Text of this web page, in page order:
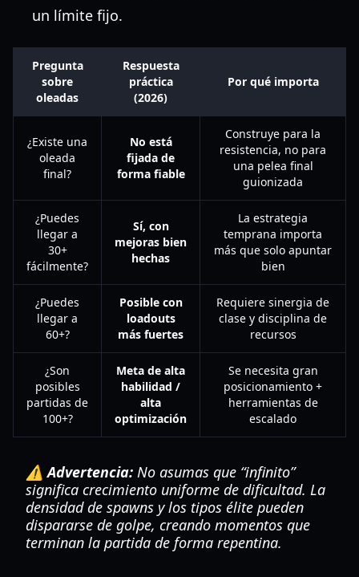
un límite fijo.
Pregunta
sobre
oleadas
Respuesta
práctica
(2026)
Por qué importa
¿Existe una
oleada
final?
No está
fijada de
forma fiable
Construye para la
resistencia, no para
una pelea final
guionizada
¿Puedes
llegar a
30+
fácilmente?
Sí, con
mejoras bien
hechas
La estrategia
temprana importa
más que solo apuntar
bien
¿Puedes
llegar a
60+?
Posible con
loadouts
más fuertes
Requiere sinergia de
clase y disciplina de
recursos
¿Son
posibles
partidas de
100+?
Meta de alta
habilidad /
alta
optimización
Se necesita gran
posicionamiento +
herramientas de
escalado
⚠️ Advertencia: No asumas que “infinito”
significa crecimiento uniforme de dificultad. La
densidad de spawns y los tipos élite pueden
dispararse de golpe, creando momentos que
terminan la partida de forma repentina.